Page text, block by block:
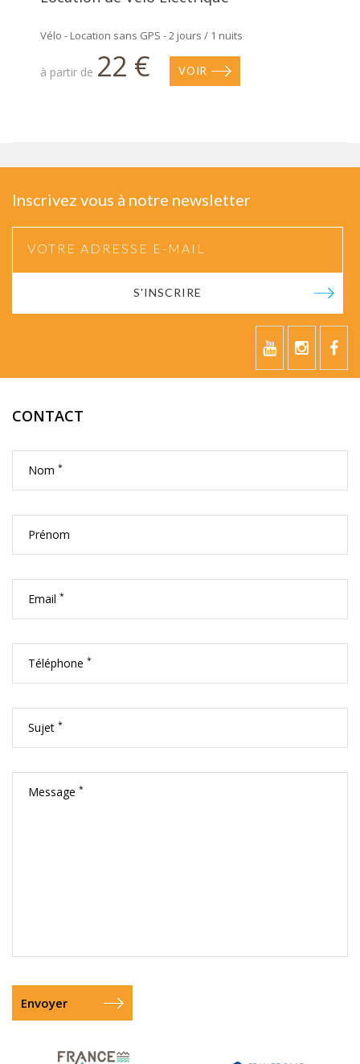
Vélo - Location sans GPS - 2 jours / 1 nuits
à partir de 22 € VOIR
Inscrivez vous à notre newsletter
S'INSCRIRE
CONTACT
Nom *
Prénom
Email *
Téléphone *
Sujet *
Message *